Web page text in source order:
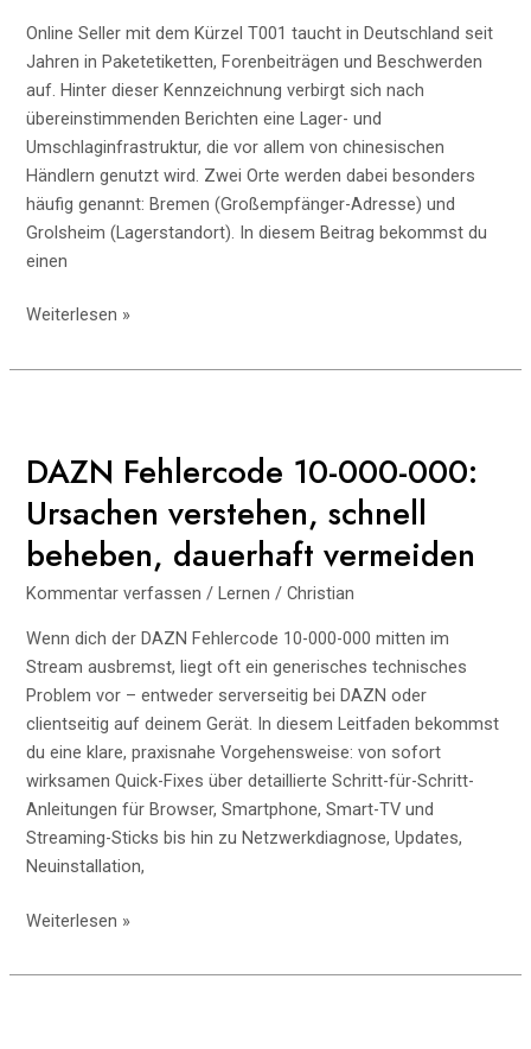
Online Seller mit dem Kürzel T001 taucht in Deutschland seit
Jahren in Paketetiketten, Forenbeiträgen und Beschwerden
auf. Hinter dieser Kennzeichnung verbirgt sich nach
übereinstimmenden Berichten eine Lager- und
Umschlaginfrastruktur, die vor allem von chinesischen
Händlern genutzt wird. Zwei Orte werden dabei besonders
häufig genannt: Bremen (Großempfänger-Adresse) und
Grolsheim (Lagerstandort). In diesem Beitrag bekommst du
einen
Online
T001:
den
Adressen
28107
Bremen
und
55459
Grolsheim
steckt
–
Logistikdrehscheibe,
Bewertungen
und
Verbraucherschutz
Weiterlesen »
DAZN Fehlercode 10-000-000:
Ursachen verstehen, schnell
beheben, dauerhaft vermeiden
Kommentar verfassen /Lernen /Christian
Wenn dich der DAZN Fehlercode 10-000-000 mitten im
Stream ausbremst, liegt oft ein generisches technisches
Problem vor – entweder serverseitig bei DAZN oder
clientseitig auf deinem Gerät. In diesem Leitfaden bekommst
du eine klare, praxisnahe Vorgehensweise: von sofort
wirksamen Quick-Fixes über detaillierte Schritt-für-Schritt-
Anleitungen für Browser, Smartphone, Smart-TV und
Streaming-Sticks bis hin zu Netzwerkdiagnose, Updates,
Neuinstallation,
DAZN
10-
Weiterlesen »